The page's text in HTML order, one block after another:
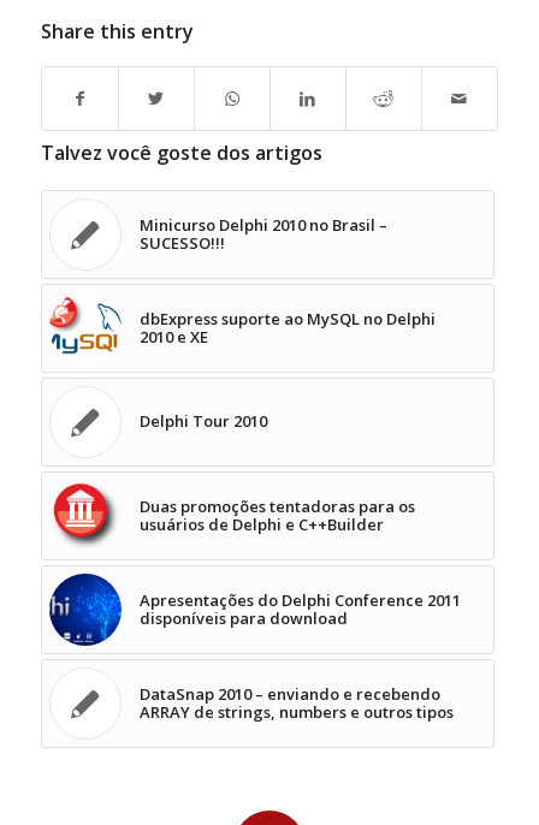
Share this entry
Talvez você goste dos artigos
Minicurso Delphi 2010 no Brasil –
SUCESSO!!!
dbExpress suporte ao MySQL no Delphi
2010 e XE
Delphi Tour 2010
Duas promoções tentadoras para os
usuários de Delphi e C++Builder
Apresentações do Delphi Conference 2011
disponíveis para download
DataSnap 2010 – enviando e recebendo
ARRAY de strings, numbers e outros tipos